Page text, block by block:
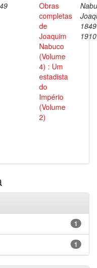
Obras
completas
de
Joaquim
Nabuco
(Volume
4) : Um
estadista
do
Império
(Volume
2)
1910
1
1